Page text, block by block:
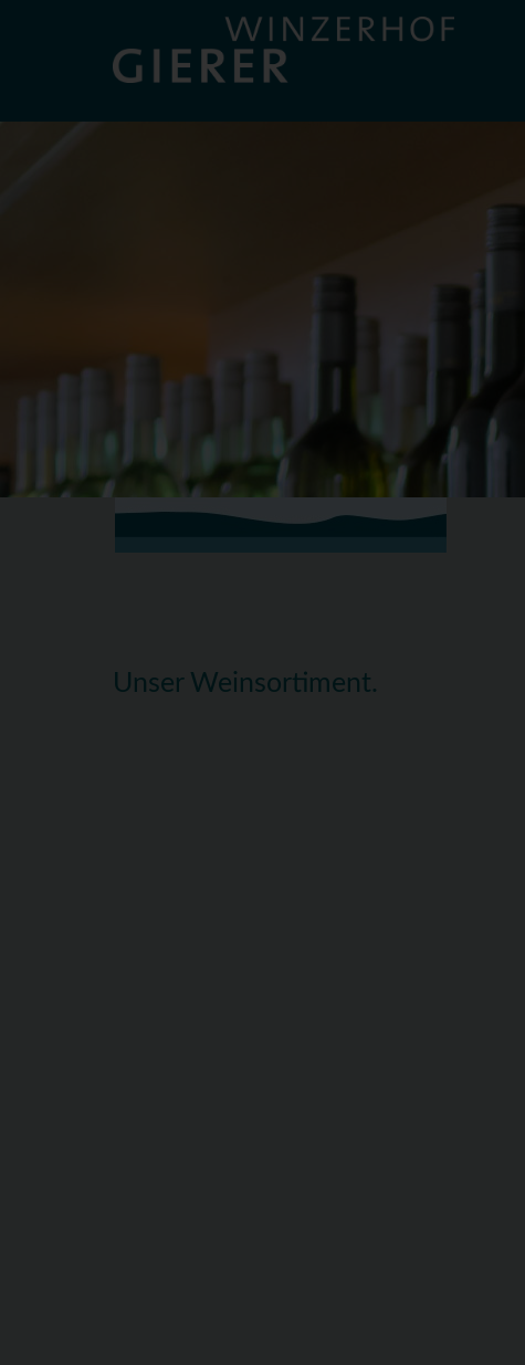
Unser Weinsortiment.